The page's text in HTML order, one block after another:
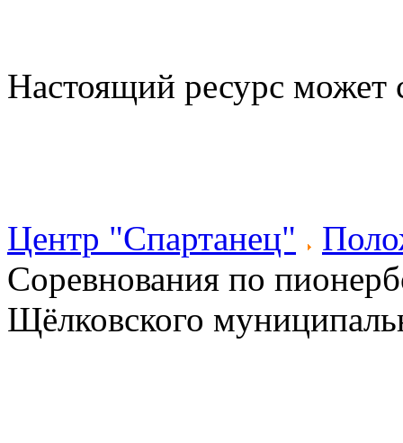
Настоящий ресурс может
Центр "Спартанец"
Соревнования по
Щёлковского